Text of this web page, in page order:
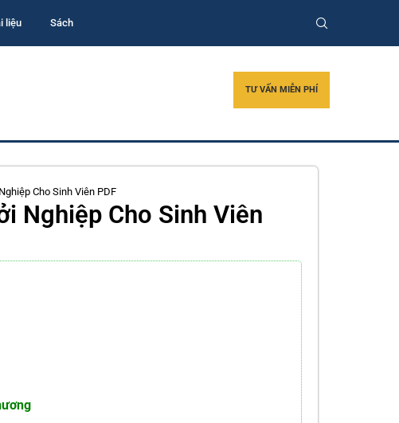
liệu Sách
TƯ VẤN MIỄN PHÍ
Cho Sinh Viên PDF
Nghiệp Cho Sinh Viên